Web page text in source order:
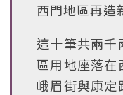
西門地區再造
這十筆共兩千
區用地座落在
峨眉街與康